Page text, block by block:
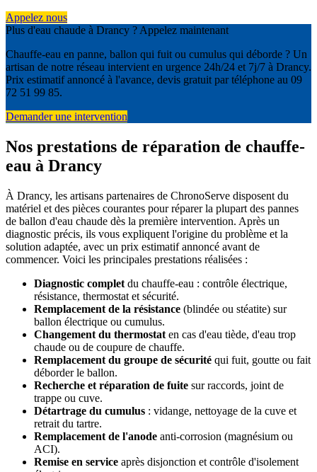
Appelez nous
Plus d'eau chaude à Drancy ? Appelez maintenant
Chauffe-eau en panne, ballon qui fuit ou cumulus qui déborde ? Un
artisan de notre réseau intervient en urgence 24h/24 et 7j/7 à Drancy.
Prix estimatif annoncé à l'avance, devis gratuit par téléphone au 09
72 51 99 85.
Demander une intervention
Nos prestations de réparation de chauffe-
eau à Drancy
À Drancy, les artisans partenaires de ChronoServe disposent du
matériel et des pièces courantes pour réparer la plupart des pannes
de ballon d'eau chaude dès la première intervention. Après un
diagnostic précis, ils vous expliquent l'origine du problème et la
solution adaptée, avec un prix estimatif annoncé avant de
commencer. Voici les principales prestations réalisées :
Diagnostic complet du chauffe-eau : contrôle électrique,
résistance, thermostat et sécurité.
Remplacement de la résistance (blindée ou stéatite) sur
ballon électrique ou cumulus.
Changement du thermostat en cas d'eau tiède, d'eau trop
chaude ou de coupure de chauffe.
Remplacement du groupe de sécurité qui fuit, goutte ou fait
déborder le ballon.
Recherche et réparation de fuite sur raccords, joint de
trappe ou cuve.
Détartrage du cumulus : vidange, nettoyage de la cuve et
retrait du tartre.
Remplacement de l'anode anti-corrosion (magnésium ou
ACI).
Remise en service après disjonction et contrôle d'isolement